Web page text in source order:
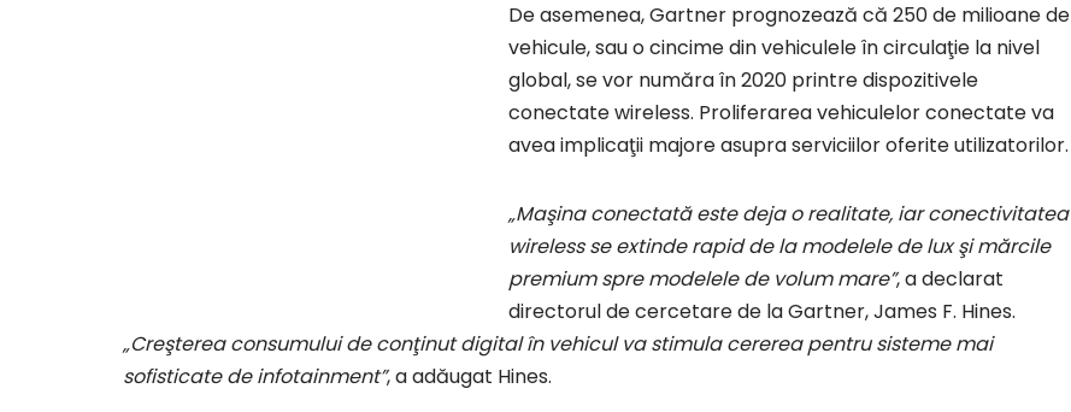
De asemenea, Gartner prognozează că 250 de milioane de
vehicule, sau o cincime din vehiculele în circulaţie la nivel
global, se vor număra în 2020 printre dispozitivele
conectate wireless. Proliferarea vehiculelor conectate va
avea implicaţii majore asupra serviciilor oferite utilizatorilor.
„Maşina conectată este deja o realitate, iar conectivitatea
wireless se extinde rapid de la modelele de lux şi mărcile
premium spre modelele de volum mare”, a declarat
directorul de cercetare de la Gartner, James F. Hines.
„Creşterea consumului de conţinut digital în vehicul va stimula cererea pentru sisteme mai
sofisticate de infotainment”, a adăugat Hines.